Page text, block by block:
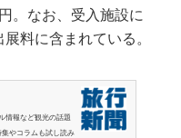
。なお、受入施設に
料に含まれている。
情報など観光の話題
やコラムも試し読み